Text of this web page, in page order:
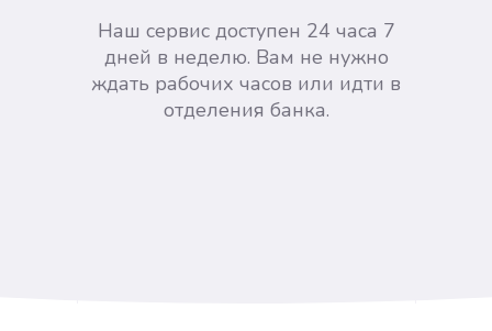
Наш сервис доступен 24 часа 7
дней в неделю. Вам не нужно
ждать рабочих часов или идти в
отделения банка.